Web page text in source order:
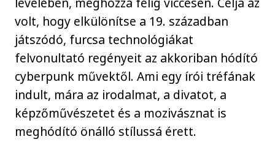
volt, hogy elkülönítse a 19. században
játszódó, furcsa technológiákat
felvonultató regényeit az akkoriban hódító
cyberpunk művektől. Ami egy írói tréfának
indult, mára az irodalmat, a divatot, a
képzőművészetet és a mozivásznat is
meghódító önálló stílussá érett.